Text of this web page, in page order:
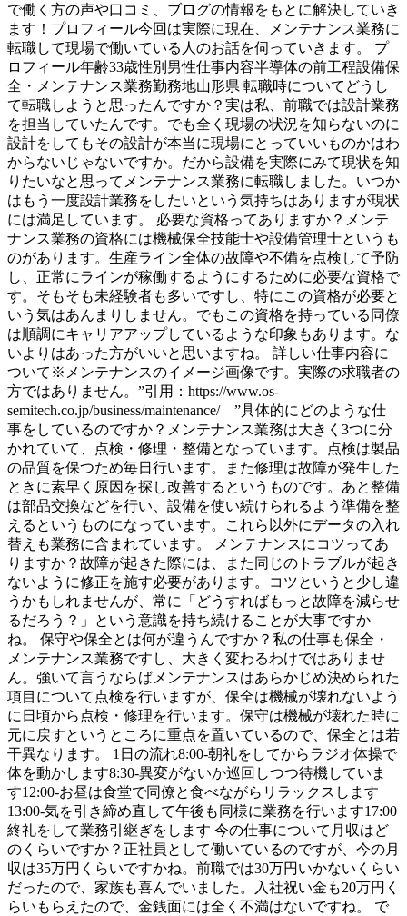
で働く方の声や口コミ、ブログの情報をもとに解決していき
ます！プロフィール今回は実際に現在、メンテナンス業務に
転職して現場で働いている人のお話を伺っていきます。 プ
ロフィール年齢33歳性別男性仕事内容半導体の前工程設備保
全・メンテナンス業務勤務地山形県 転職時についてどうし
て転職しようと思ったんですか？実は私、前職では設計業務
を担当していたんです。でも全く現場の状況を知らないのに
設計をしてもその設計が本当に現場にとっていいものかはわ
からないじゃないですか。だから設備を実際にみて現状を知
りたいなと思ってメンテナンス業務に転職しました。いつか
はもう一度設計業務をしたいという気持ちはありますが現状
には満足しています。 必要な資格ってありますか？メンテ
ナンス業務の資格には機械保全技能士や設備管理士というも
のがあります。生産ライン全体の故障や不備を点検して予防
し、正常にラインが稼働するようにするために必要な資格で
す。そもそも未経験者も多いですし、特にこの資格が必要と
いう気はあんまりしません。でもこの資格を持っている同僚
は順調にキャリアアップしているような印象もあります。な
いよりはあった方がいいと思いますね。 詳しい仕事内容に
ついて※メンテナンスのイメージ画像です。実際の求職者の
方ではありません。”引用：https://www.os-
semitech.co.jp/business/maintenance/ ”具体的にどのような仕
事をしているのですか？メンテナンス業務は大きく3つに分
かれていて、点検・修理・整備となっています。点検は製品
の品質を保つため毎日行います。また修理は故障が発生した
ときに素早く原因を探し改善するというものです。あと整備
は部品交換などを行い、設備を使い続けられるよう準備を整
えるというものになっています。これら以外にデータの入れ
替えも業務に含まれています。 メンテナンスにコツってあ
りますか？故障が起きた際には、また同じのトラブルが起き
ないように修正を施す必要があります。コツというと少し違
うかもしれませんが、常に「どうすればもっと故障を減らせ
るだろう？」という意識を持ち続けることが大事ですか
ね。 保守や保全とは何が違うんですか？私の仕事も保全・
メンテナンス業務ですし、大きく変わるわけではありませ
ん。強いて言うならばメンテナンスはあらかじめ決められた
項目について点検を行いますが、保全は機械が壊れないよう
に日頃から点検・修理を行います。保守は機械が壊れた時に
元に戻すというところに重点を置いているので、保全とは若
干異なります。 1日の流れ8:00-朝礼をしてからラジオ体操で
体を動かします8:30-異変がないか巡回しつつ待機していま
す12:00-お昼は食堂で同僚と食べながらリラックスします
13:00-気を引き締め直して午後も同様に業務を行います17:00
終礼をして業務引継ぎをします 今の仕事について月収はど
のくらいですか？正社員として働いているのですが、今の月
収は35万円くらいですかね。前職では30万円いかないくらい
だったので、家族も喜んでいました。入社祝い金も20万円く
らいもらえたので、金銭面には全く不満はないですね。 で